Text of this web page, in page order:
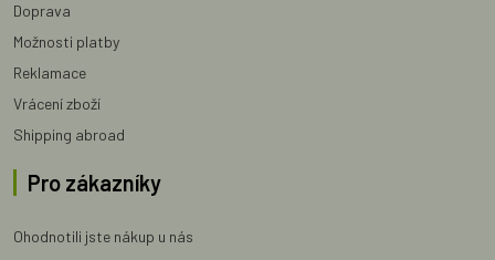
Doprava
Možnosti platby
Reklamace
Vrácení zboží
Shipping abroad
Pro zákazníky
Ohodnotili jste nákup u nás